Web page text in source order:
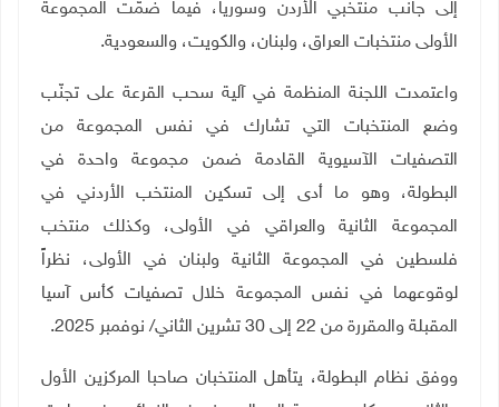
إلى جانب منتخبي الأردن وسوريا، فيما ضمّت المجموعة
الأولى منتخبات العراق، ولبنان، والكويت، والسعودية.
واعتمدت اللجنة المنظمة في آلية سحب القرعة على تجنّب
وضع المنتخبات التي تشارك في نفس المجموعة من
التصفيات الآسيوية القادمة ضمن مجموعة واحدة في
البطولة، وهو ما أدى إلى تسكين المنتخب الأردني في
المجموعة الثانية والعراقي في الأولى، وكذلك منتخب
فلسطين في المجموعة الثانية ولبنان في الأولى، نظراً
لوقوعهما في نفس المجموعة خلال تصفيات كأس آسيا
المقبلة والمقررة من 22 إلى 30 تشرين الثاني/ نوفمبر 2025
.
ووفق نظام البطولة، يتأهل المنتخبان صاحبا المركزين الأول